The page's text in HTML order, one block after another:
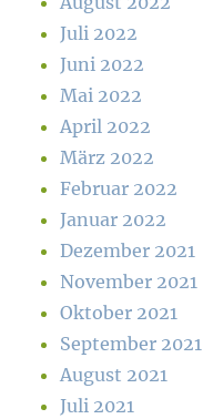
Juli 2022
Juni 2022
Mai 2022
April 2022
März 2022
Februar 2022
Januar 2022
Dezember 2021
November 2021
Oktober 2021
September 2021
August 2021
Juli 2021